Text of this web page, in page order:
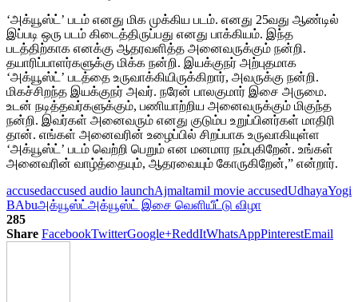
‘அக்யூஸ்ட்’ படம் எனது மிக முக்கிய படம். எனது 25வது ஆண்டில்
இப்படி ஒரு படம் கிடைத்திருப்பது எனது பாக்கியம். இந்த
படத்திற்காக எனக்கு ஆதரவளித்த அனைவருக்கும் நன்றி.
தயாரிப்பாளர்களுக்கு மிக்க நன்றி. இயக்குநர் அற்புதமாக
‘அக்யூஸ்ட்’ படத்தை உருவாக்கியிருக்கிறார், அவருக்கு நன்றி.
மிகச்சிறந்த இயக்குநர் அவர். நரேன் பாலகுமார் இசை அருமை.
உடன் நடித்தவர்களுக்கும், பணியாற்றிய அனைவருக்கும் மிகுந்த
நன்றி. இவர்கள் அனைவரும் எனது குடும்ப உறுப்பினர்கள் மாதிரி
தான். எங்கள் அனைவரின் உழைப்பில் சிறப்பாக உருவாகியுள்ள
‘அக்யூஸ்ட்’ படம் வெற்றி பெறும் என மனமார நம்புகிறேன். உங்கள்
அனைவரின் வாழ்த்தையும், ஆதரவையும் கோருகிறேன்,” என்றார்.
accusedaccused audio launchAjmaltamil movie accusedUdhayaYogi
BAbuஅக்யூஸ்ட் அக்யூஸ்ட் இசை வெளியீட்டு விழா
285
Share FacebookTwitterGoogle+ReddItWhatsAppPinterestEmail